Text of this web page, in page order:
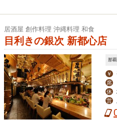
居酒屋 創作料理 沖縄料理 和食
目利きの銀次 新都心店
那
￥
席
休
営